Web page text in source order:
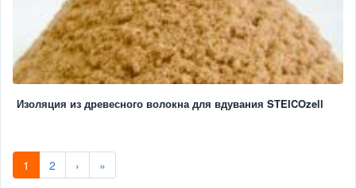
Изоляция из древесного волокна для вдувания STEICOzell
1 2 › »